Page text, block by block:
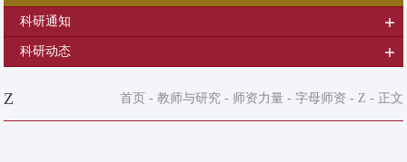
科研通知
科研动态
Z 首页 - 教师与研究- 师资力量- 字母师资 - Z - 正文